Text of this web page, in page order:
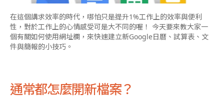
在這個講求效率的時代，哪怕只是提升1%工作上的效率與便利
性，對於工作上的心情感受可是大不同的喔！ 今天要來教大家一
個有關如何使用網址欄，來快速建立新Google日曆、試算表、文
件與簡報的小技巧。
通常都怎麼開新檔案？